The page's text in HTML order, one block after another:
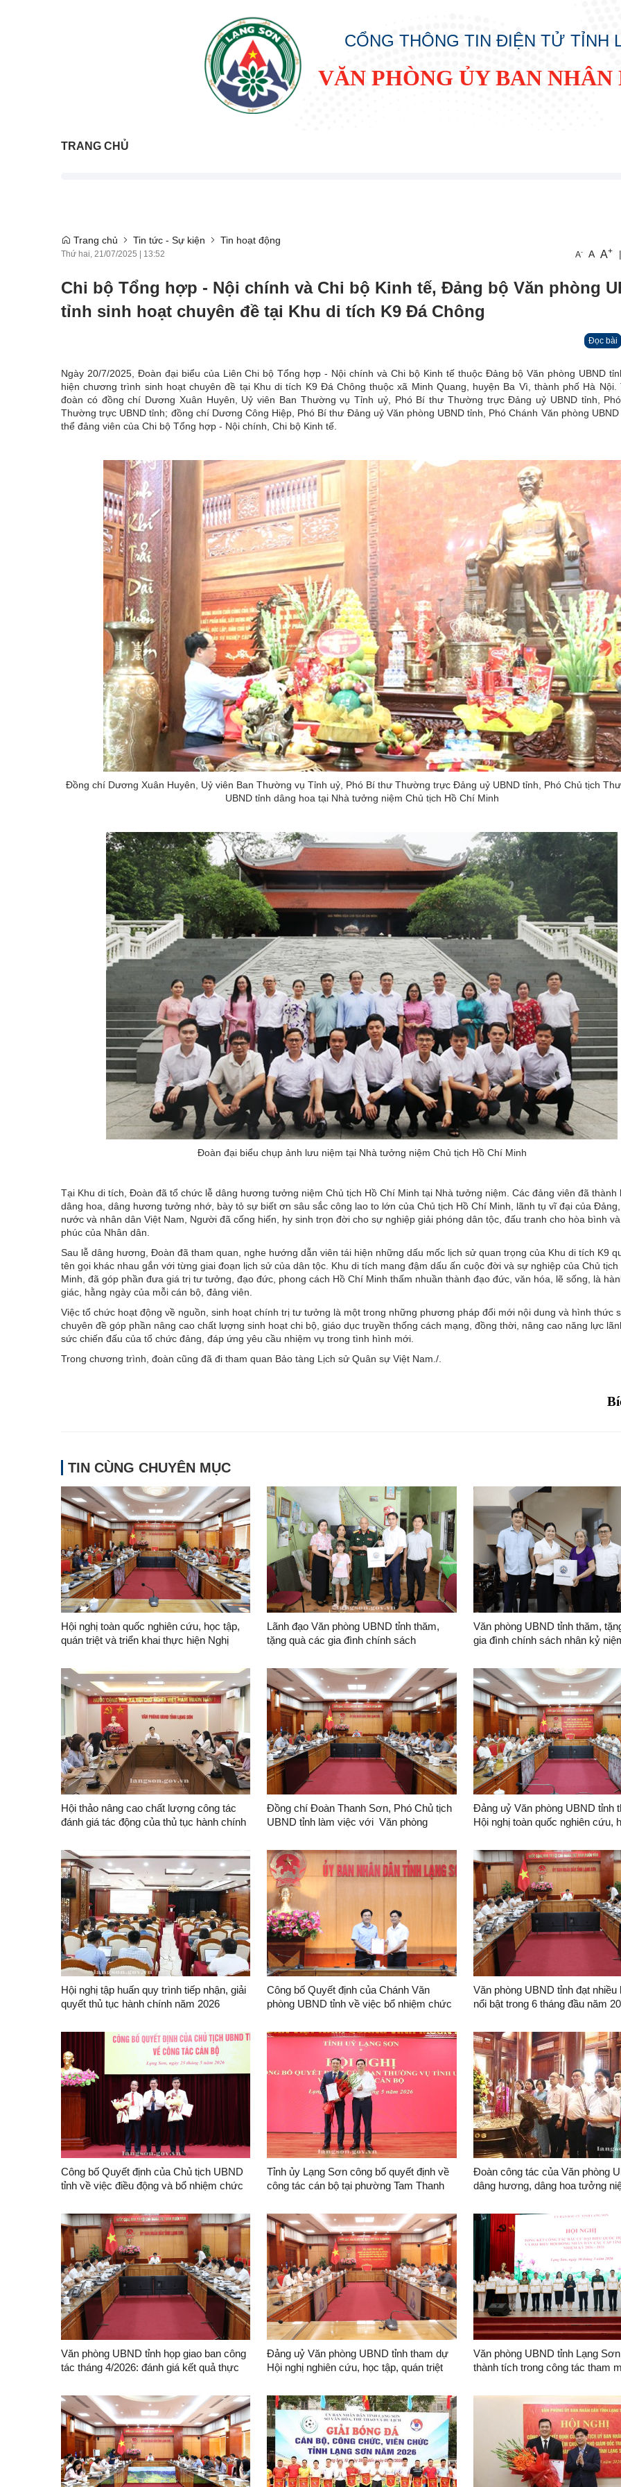
CỔNG THÔNG TIN ĐIỆN TỬ TỈNH
VĂN PHÒNG ỦY BAN
TRANG CHỦ
Trang chủ Tin tức - Sự kiện Tin hoạt động
Thứ hai, 21/07/2025 | 13:52 A- A A+ |
Chi bộ Tổng hợp - Nội chính và Chi bộ Kinh tế, Đảng bộ Văn phòng
tỉnh sinh hoạt chuyên đề tại Khu di tích K9 Đá Chông
Đọc bài
Ngày 20/7/2025, Đoàn đại biểu của Liên Chi bộ Tổng hợp - Nội chính và Chi bộ Kinh tế thuộc Đảng bộ Văn phòng UBND
hiện chương trình sinh hoạt chuyên đề tại Khu di tích K9 Đá Chông thuộc xã Minh Quang, huyện Ba Vì, thành phố Hà Nội.
đoàn có đồng chí Dương Xuân Huyên, Uỷ viên Ban Thường vụ Tỉnh uỷ, Phó Bí thư Thường trực Đảng uỷ UBND tỉnh,
Thường trực UBND tỉnh; đồng chí Dương Công Hiệp, Phó Bí thư Đảng uỷ Văn phòng UBND tỉnh, Phó Chánh Văn phòng UBND
thể đảng viên của Chi bộ Tổng hợp - Nội chính, Chi bộ Kinh tế.
Đồng chí Dương Xuân Huyên, Uỷ viên Ban Thường vụ Tỉnh uỷ, Phó Bí thư Thường trực Đảng uỷ UBND tỉnh, Phó Chủ tịch
UBND tỉnh dâng hoa tại Nhà tưởng niệm Chủ tịch Hồ Chí Minh
Đoàn đại biểu chụp ảnh lưu niệm tại Nhà tưởng niệm Chủ tịch Hồ Chí Minh
Tại Khu di tích, Đoàn đã tổ chức lễ dâng hương tưởng niệm Chủ tịch Hồ Chí Minh tại Nhà tưởng niệm. Các đảng viên đã thành
dâng hoa, dâng hương tưởng nhớ, bày tỏ sự biết ơn sâu sắc công lao to lớn của Chủ tịch Hồ Chí Minh, lãnh tụ vĩ đại của
nước và nhân dân Việt Nam, Người đã cống hiến, hy sinh trọn đời cho sự nghiệp giải phóng dân tộc, đấu tranh cho hòa bình
phúc của Nhân dân.
Sau lễ dâng hương, Đoàn đã tham quan, nghe hướng dẫn viên tái hiện những dấu mốc lịch sử quan trọng của Khu di tích K9
tên gọi khác nhau gắn với từng giai đoạn lịch sử của dân tộc. Khu di tích mang đậm dấu ấn cuộc đời và sự nghiệp của Chủ tịch
Minh, đã góp phần đưa giá trị tư tưởng, đạo đức, phong cách Hồ Chí Minh thấm nhuần thành đạo đức, văn hóa, lẽ sống, là
giác, hằng ngày của mỗi cán bộ, đảng viên.
Việc tổ chức hoạt động về nguồn, sinh hoạt chính trị tư tưởng là một trong những phương pháp đổi mới nội dung và hình thức
chuyên đề góp phần nâng cao chất lượng sinh hoạt chi bộ, giáo dục truyền thống cách mạng, đồng thời, nâng cao năng lực
sức chiến đấu của tổ chức đảng, đáp ứng yêu cầu nhiệm vụ trong tình hình mới.
Trong chương trình, đoàn cũng đã đi tham quan Bảo tàng Lịch sử Quân sự Việt Nam./.
TIN CÙNG CHUYÊN MỤC
Hội nghị toàn quốc nghiên cứu, học tập,
quán triệt và triển khai thực hiện Nghị
Trung ương Đảng khóa XIV
Lãnh đạo Văn phòng UBND tỉnh thăm,
tặng quà các gia đình chính sách
Văn phòng UBND tỉnh thăm,
gia đình chính sách nhân kỷ
Hội thảo nâng cao chất lượng công tác
đánh giá tác động của thủ tục hành chính
thủ tục hành chính
Đồng chí Đoàn Thanh Sơn, Phó Chủ tịch
UBND tỉnh làm việc với Văn phòng
Đảng uỷ Văn phòng UBND tỉnh
Hội nghị toàn quốc nghiên cứu,
quyết số 10-NQ/TW của Bộ
phát triển kinh tế có vốn đầu tư
ngoài
Hội nghị tập huấn quy trình tiếp nhận, giải
quyết thủ tục hành chính năm 2026
Công bố Quyết định của Chánh Văn
phòng UBND tỉnh về việc bổ nhiệm chức
Văn phòng UBND tỉnh đạt nhiều
nổi bật trong 6 tháng đầu năm
Công bố Quyết định của Chủ tịch UBND
tỉnh về việc điều động và bổ nhiệm chức
Phó Giám đốc Ban Quản lý dự án đầu tư
xây dựng công trình giao thông tỉnh
Tỉnh ủy Lạng Sơn công bố quyết định về
công tác cán bộ tại phường Tam Thanh
Đoàn công tác của Văn phòng
dâng hương, dâng hoa tưởng
năm Ngày sinh nhật Bác
Văn phòng UBND tỉnh họp giao ban công
tác tháng 4/2026: đánh giá kết quả thực
số nhiệm vụ tháng 5 năm 2026
Đảng uỷ Văn phòng UBND tỉnh tham dự
Hội nghị nghiên cứu, học tập, quán triệt
nghị lần thứ hai Ban Chấp hành Trung
ương Đảng khoá XIV
Văn phòng UBND tỉnh Lạng
thành tích trong công tác tham